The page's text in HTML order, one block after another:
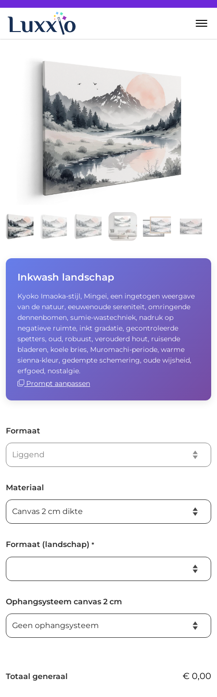
Zelf creëren
Over Luxxio
Inkwash landschap
Kyoko Imaoka-stijl, Mingei, een ingetogen weergave
van de natuur, eeuwenoude sereniteit, omringende
dennenbomen, sumie-wastechniek, nadruk op
negatieve ruimte, inkt gradatie, gecontroleerde
spetters, oud, robuust, verouderd hout, ruisende
bladeren, koele bries, Muromachi-periode, warme
sienna-kleur, gedempte schemering, oude wijsheid,
erfgoed, nostalgie.
Prompt aanpassen
Formaat
Materiaal
Formaat (landschap) *
Ophangsysteem canvas 2 cm
Totaal generaal € 0,00